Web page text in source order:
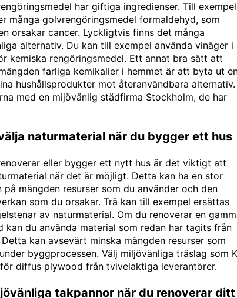
har giftiga ingredienser. Till exempel
många golvrengöringsmedel formaldehyd, som
orsakar cancer. Lyckligtvis finns det många
alternativ. Du kan till exempel använda vinäger i
kemiska rengöringsmedel. Ett annat bra sätt att
farliga kemikalier i hemmet är att byta ut
hushållsprodukter mot återanvändbara alternativ.
med en mijövänlig städfirma Stockholm, de har
naturmaterial när du bygger ett hus
eller bygger ett nytt hus är det viktigt att
när det är möjligt. Detta kan ha en stor
på mängden resurser som du använder och den
som du orsakar. Trä kan till exempel ersättas
av naturmaterial. Om du renoverar en
kan du använda material som redan har tagits från
kan avsevärt minska mängden resurser som
byggprocessen. Välj miljövänliga träslag som
diffus plywood från tvivelaktiga leverantörer.
takpannor när du renoverar ditt